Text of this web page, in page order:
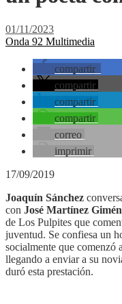
01/11/2023
Onda 92 Multimedia
compartir
compartir
compartir
compartir
correo
imprimir
17/09/2019
Joaquín Sánchez
con José Martínez
de Los Pulpites que
juventud. Se confiesa un
socialmente que comenzó
llegando a enviar a su
duró esta prestación.